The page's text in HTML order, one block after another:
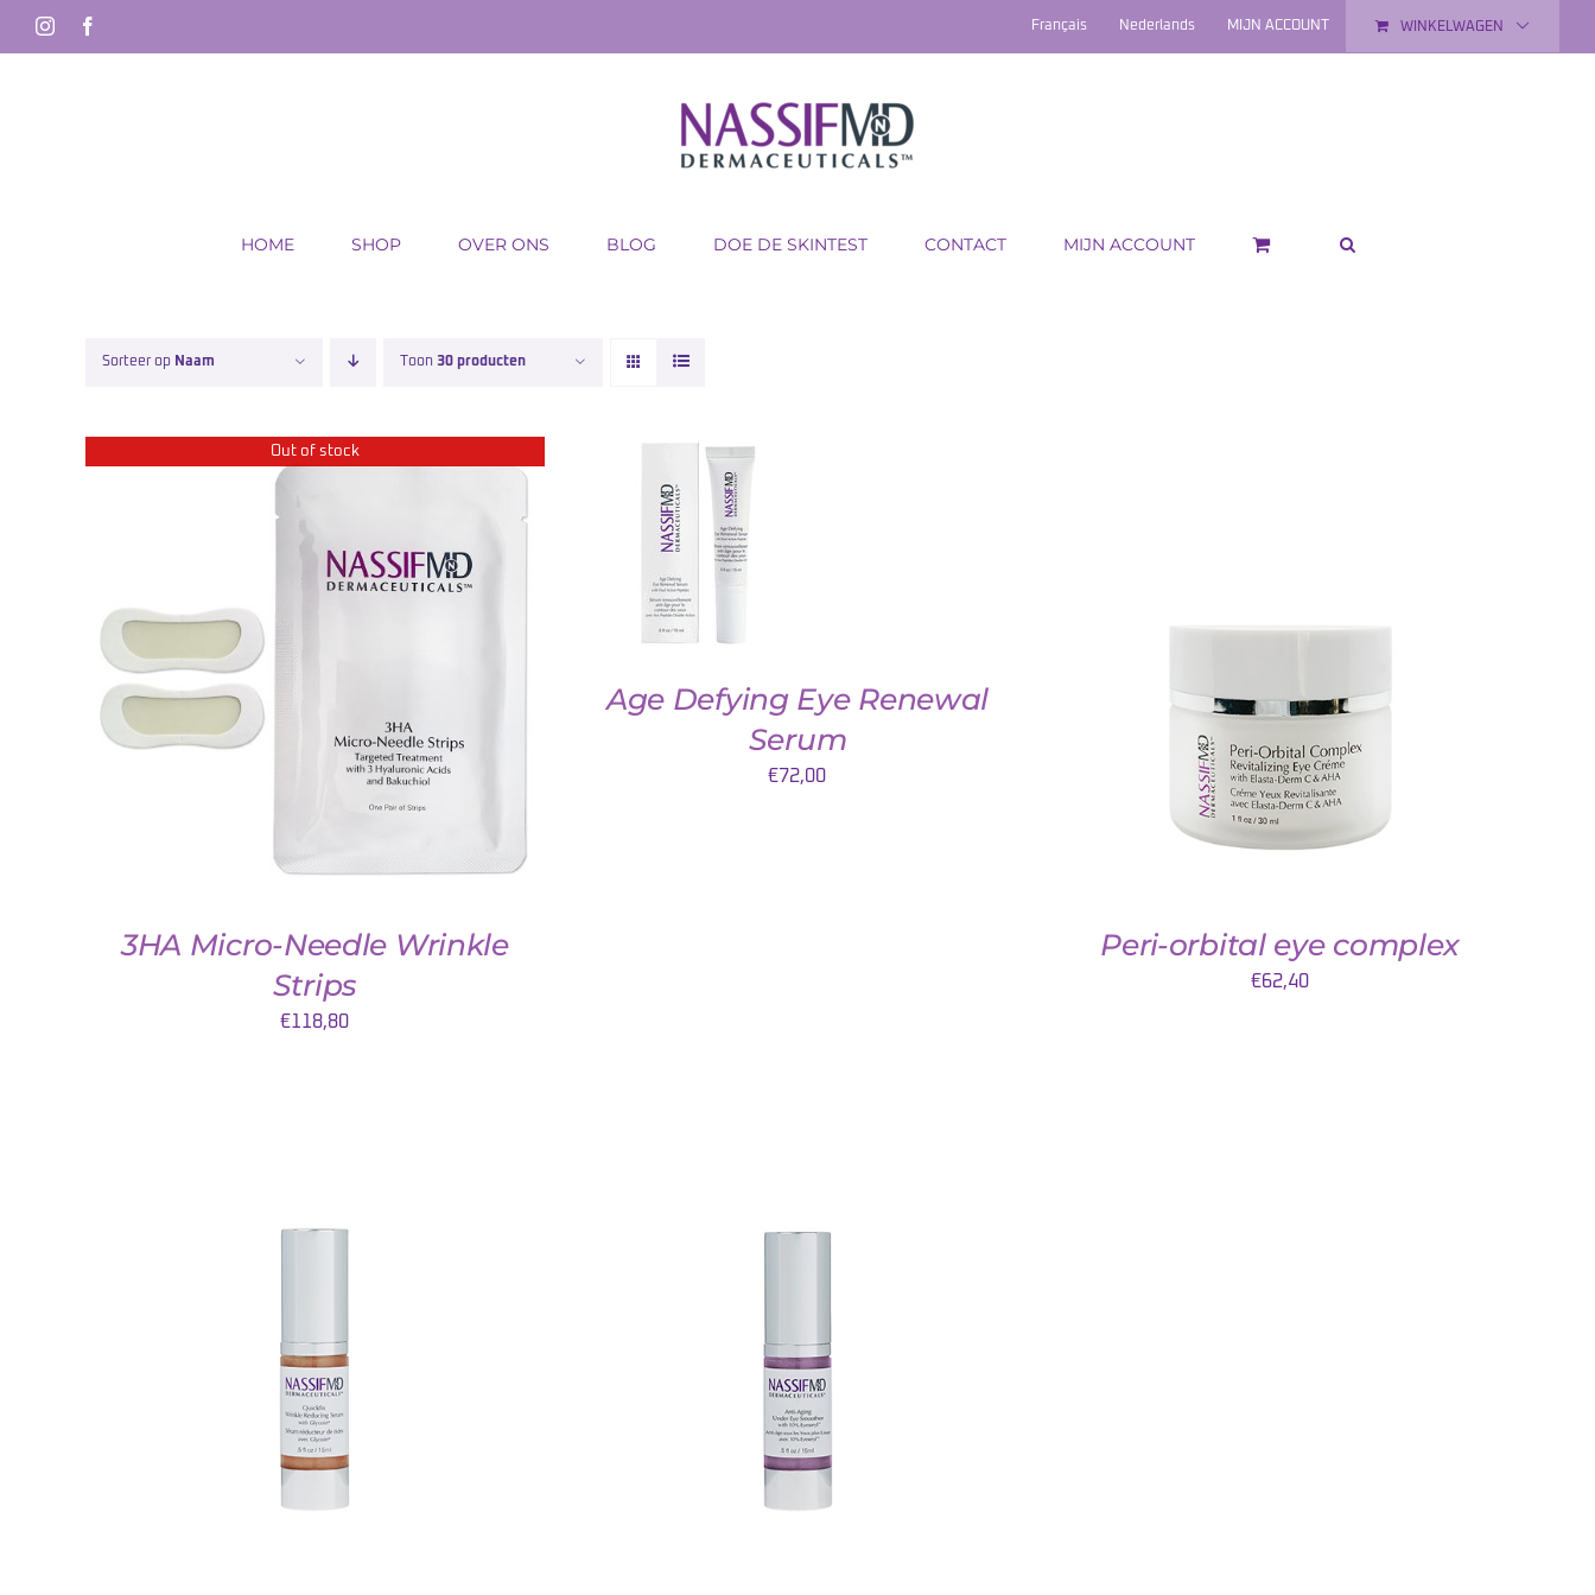
Instagram Français Nederlands MIJN ACCOUNT WINKELWAGEN
HOME SHOP OVER ONS BLOG DOE DE SKINTEST CONTACT MIJN ACCOUNT
Sorteer op Naam Toon 30 producten
Out of stock
DETAILS
3HA Micro-Needle Wrinkle
Strips
€118,80
TOEVOEGEN AAN
WINKELWAGEN
DETAILS
Age Defying Eye Renewal
Serum
€72,00
Peri-orbital eye complex
€62,40